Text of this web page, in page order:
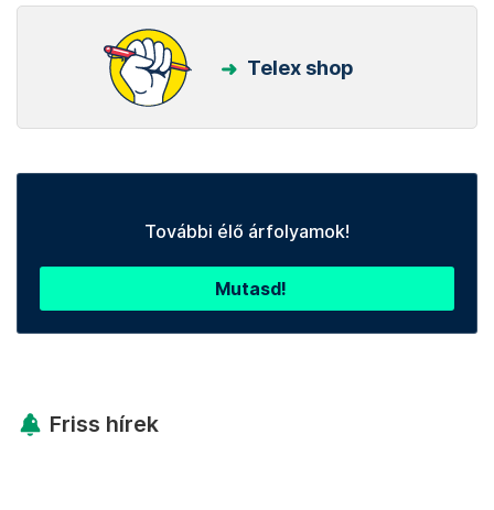
Telex shop
További élő árfolyamok!
Mutasd!
Friss hírek